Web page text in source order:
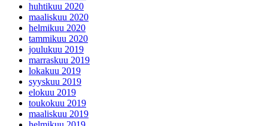
huhtikuu 2020
maaliskuu 2020
helmikuu 2020
tammikuu 2020
joulukuu 2019
marraskuu 2019
lokakuu 2019
syyskuu 2019
elokuu 2019
toukokuu 2019
maaliskuu 2019